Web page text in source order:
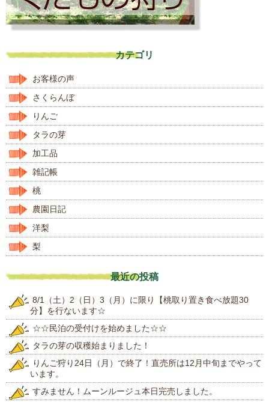
カテゴリ
お客様の声
さくらんぼ
りんご
タラの芽
加工品
雑記帳
桃
農園日記
洋梨
梨
最近の投稿
8/1（土）2（日）3（月）に限り【桃取り置き食べ放題30
分】を行ないます☆
☆☆民泊の受付けを始めました☆☆
タラの芽の収穫始まりました！
りんご狩り24日（月）で終了！直売所は12月中旬までやって
います。
すみません！ムーンルージュ本日完売しました。